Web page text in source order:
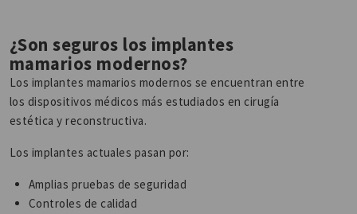
¿Son seguros los implantes
mamarios modernos?
Los implantes mamarios modernos se encuentran entre
los dispositivos médicos más estudiados en cirugía
estética y reconstructiva.
Los implantes actuales pasan por:
Amplias pruebas de seguridad
Controles de calidad